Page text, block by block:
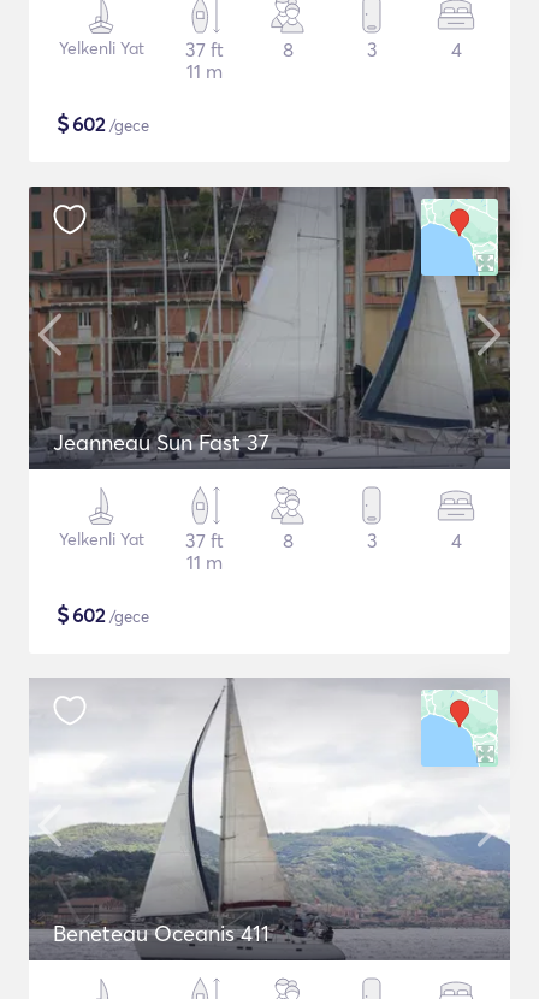
Yelkenli Yat
37 ft
11 m
8 3 4
$602/gece
Jeanneau Sun Fast 37
Yelkenli Yat
37 ft
11 m
8 3 4
$602/gece
Beneteau Oceanis 411